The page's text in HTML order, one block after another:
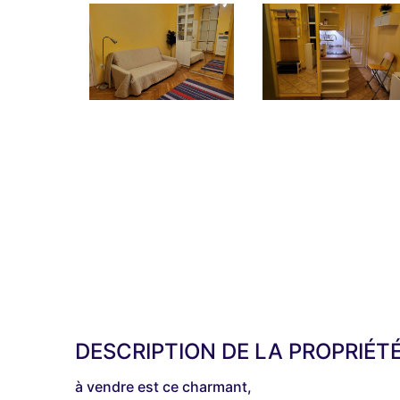
DESCRIPTION DE LA
à vendre est ce charmant,